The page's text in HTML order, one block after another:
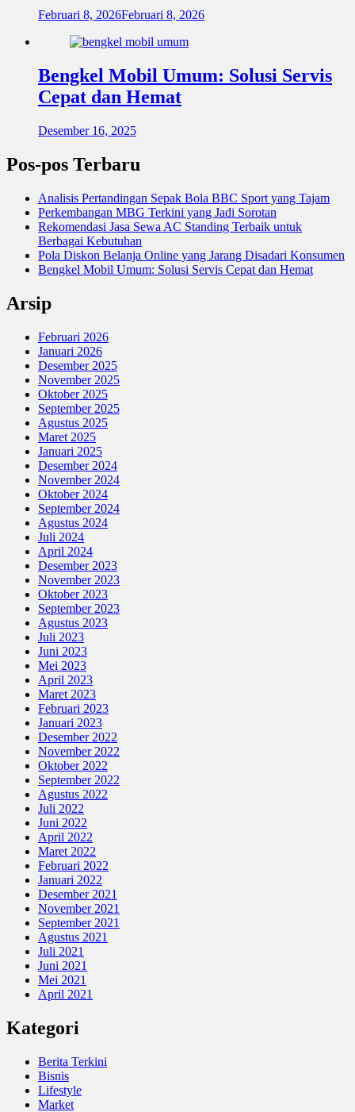
Februari 8, 2026Februari 8, 2026
Bengkel Mobil Umum: Solusi Servis
Cepat dan Hemat
Desember 16, 2025
Pos-pos Terbaru
Analisis Pertandingan Sepak Bola BBC Sport yang Tajam
Perkembangan MBG Terkini yang Jadi Sorotan
Rekomendasi Jasa Sewa AC Standing Terbaik untuk
Berbagai Kebutuhan
Pola Diskon Belanja Online yang Jarang Disadari Konsumen
Bengkel Mobil Umum: Solusi Servis Cepat dan Hemat
Arsip
Februari 2026
Januari 2026
Desember 2025
November 2025
Oktober 2025
September 2025
Agustus 2025
Maret 2025
Januari 2025
Desember 2024
November 2024
Oktober 2024
September 2024
Agustus 2024
Juli 2024
April 2024
Desember 2023
November 2023
Oktober 2023
September 2023
Agustus 2023
Juli 2023
Juni 2023
Mei 2023
April 2023
Maret 2023
Februari 2023
Januari 2023
Desember 2022
November 2022
Oktober 2022
September 2022
Agustus 2022
Juli 2022
Juni 2022
April 2022
Maret 2022
Februari 2022
Januari 2022
Desember 2021
November 2021
September 2021
Agustus 2021
Juli 2021
Juni 2021
Mei 2021
April 2021
Kategori
Berita Terkini
Bisnis
Lifestyle
Market